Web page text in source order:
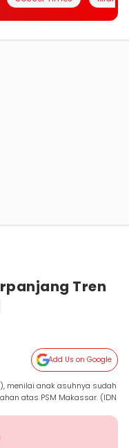
Tren
Add Us on Google
menilai anak asuhnya sudah
atas PSM Makassar. (IDN